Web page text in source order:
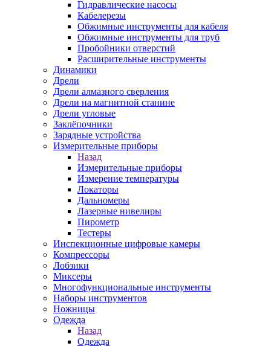
Гидравлические насосы
Кабелерезы
Обжимные инструменты для кабеля
Обжимные инструменты для труб
Пробойники отверстий
Расширительные инструменты
Динамики
Дрели
Дрели алмазного сверления
Дрели на магнитной станине
Дрели угловые
Заклёпочники
Зарядные устройства
Измерительные приборы
Назад
Измерительные приборы
Измерение температуры
Локаторы
Дальномеры
Лазерные нивелиры
Пирометр
Тестеры
Инспекционные цифровые камеры
Компрессоры
Лобзики
Миксеры
Многофункциональные инструменты
Наборы инструментов
Ножницы
Одежда
Назад
Одежда